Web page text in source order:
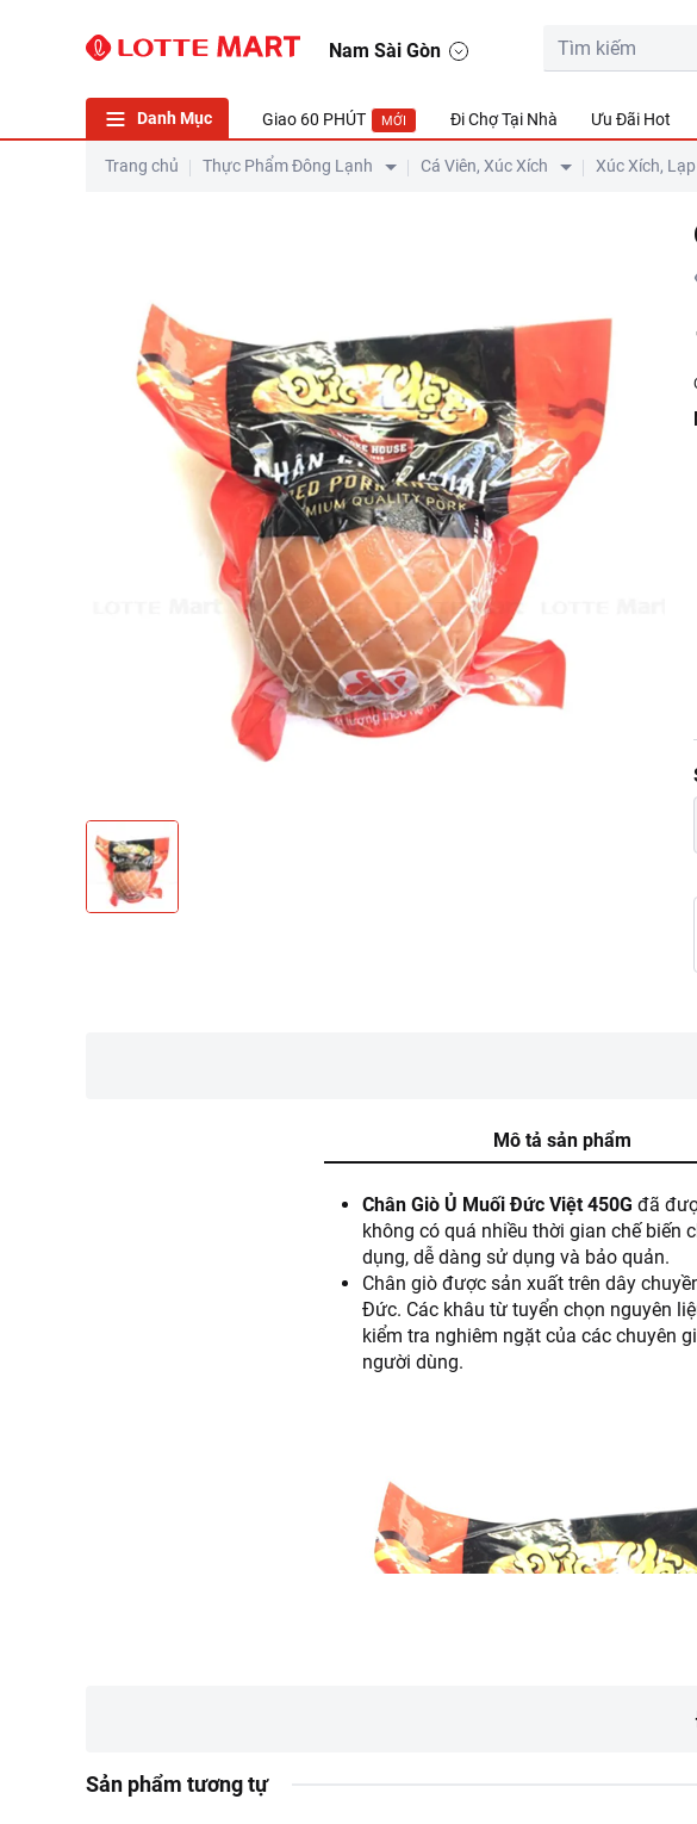
Nam Sài Gòn
Danh Mục Giao 60 PHÚT MỚI Đi Chợ Tại Nhà Ưu Đãi Hot
Trang chủ Thực Phẩm Đông Lạnh Cá Viên, Xúc Xích Xúc Xích,
Mô tả sản phẩm
Chân Giò Ủ Muối Đức Việt 450G đã
không có quá nhiều thời gian chế biến
dụng, dễ dàng sử dụng và bảo quản.
Chân giò được sản xuất trên dây
Đức. Các khâu từ tuyển chọn nguyên
kiểm tra nghiêm ngặt của các chuyên
người dùng.
Sản phẩm tương tự